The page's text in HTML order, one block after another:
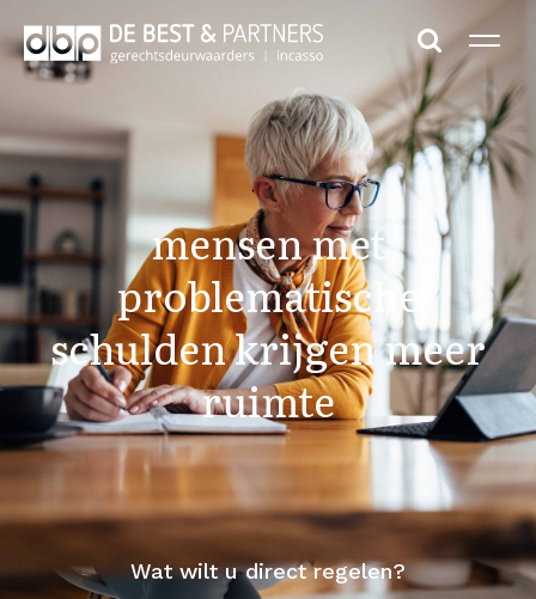
mensen met
problematische
schulden krijgen meer
ruimte
Wat wilt u direct regelen?